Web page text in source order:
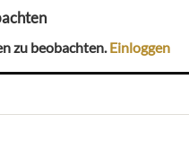
zu beobachten.Einloggen